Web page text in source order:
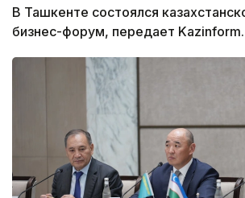
В Ташкенте состоялся
бизнес-форум, передает Kazinform.